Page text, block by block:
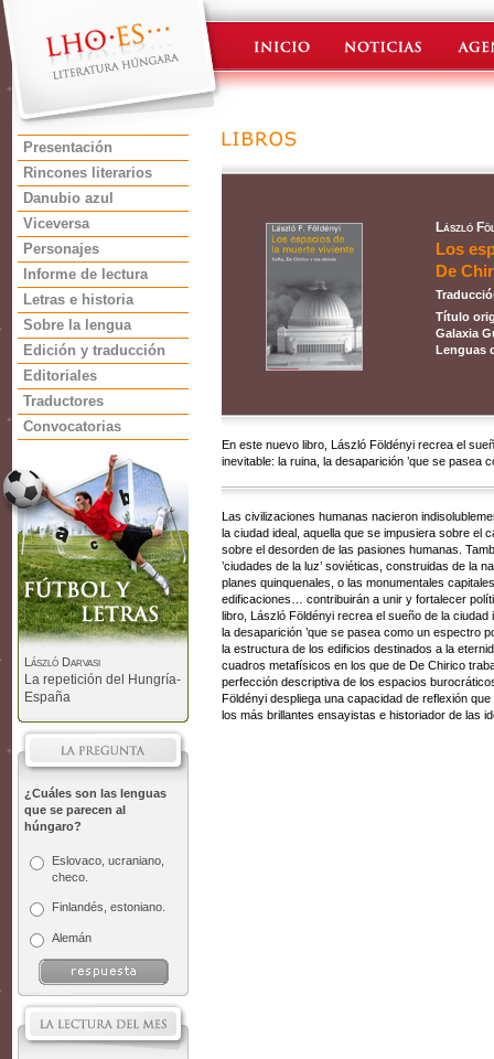
Presentación
Rincones literarios
Danubio azul
Viceversa
Personajes
Informe de lectura
Letras e historia
Sobre la lengua
Edición y traducción
Editoriales
Traductores
Convocatorias
László Darvasi
La repetición del Hungría-
España
¿Cuáles son las lenguas
que se parecen al
húngaro?
Eslovaco, ucraniano,
checo.
Finlandés, estoniano.
Alemán
László
Los
De
Título
Galaxia
Lenguas
En este nuevo libro, László Földényi recrea el
inevitable: la ruina, la desaparición ’que se pasea
Las civilizaciones humanas nacieron
la ciudad ideal, aquella que se impusiera sobre el
sobre el desorden de las pasiones humanas.
’ciudades de la luz’ soviéticas, construidas de la
planes quinquenales, o las monumentales
edificaciones… contribuirán a unir y fortalecer
libro, László Földényi recrea el sueño de la
la desaparición ’que se pasea como un espectro
la estructura de los edificios destinados a la
cuadros metafísicos en los que de De Chirico
perfección descriptiva de los espacios
Földényi despliega una capacidad de reflexión
los más brillantes ensayistas e historiador de las